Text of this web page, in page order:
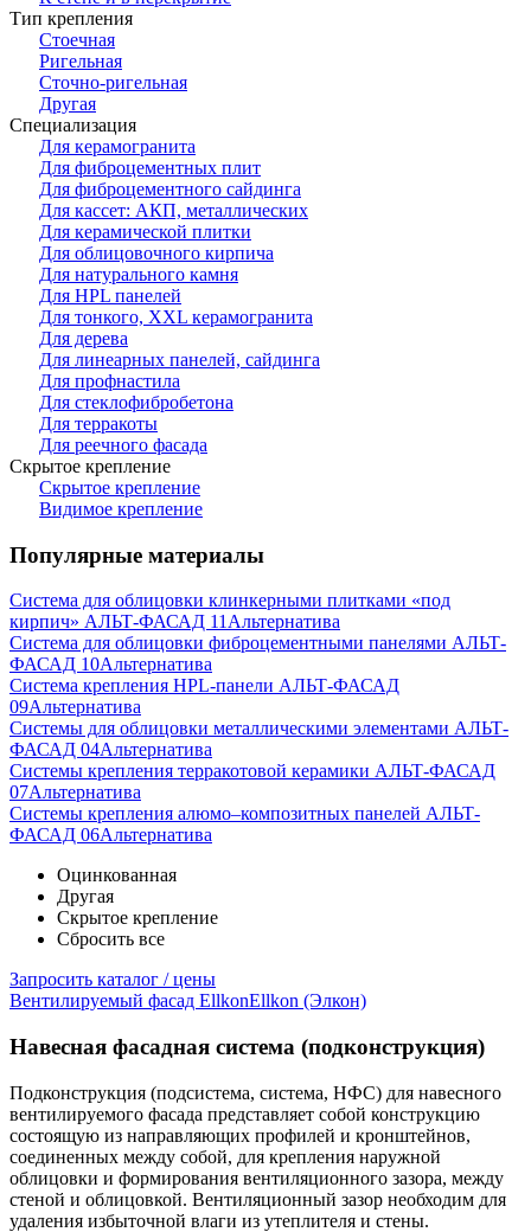
Тип крепления
Стоечная
Ригельная
Сточно-ригельная
Другая
Специализация
Для керамогранита
Для фиброцементных плит
Для фиброцементного сайдинга
Для кассет: АКП, металлических
Для керамической плитки
Для облицовочного кирпича
Для натурального камня
Для HPL панелей
Для тонкого, XXL керамогранита
Для дерева
Для линеарных панелей, сайдинга
Для профнастила
Для стеклофибробетона
Для терракоты
Для реечного фасада
Скрытое крепление
Скрытое крепление
Видимое крепление
Популярные материалы
Система для облицовки клинкерными плитками «под
кирпич» АЛЬТ-ФАСАД 11 Альтернатива
Система для облицовки фиброцементными панелями АЛЬТ-
ФАСАД 10Альтернатива
Система крепления HPL-панели АЛЬТ-ФАСАД
09Альтернатива
Системы для облицовки металлическими элементами АЛЬТ-
ФАСАД 04Альтернатива
Системы крепления терракотовой керамики АЛЬТ-ФАСАД
07Альтернатива
Cистемы крепления алюмо–композитных панелей АЛЬТ-
ФАСАД 06Альтернатива
Оцинкованная
Другая
Скрытое крепление
Сбросить все
Запросить каталог / цены
Вентилируемый фасад EllkonEllkon (Элкон)
Навесная фасадная система (подконструкция)
Подконструкция (подсистема, система, НФС) для навесного
вентилируемого фасада представляет собой конструкцию
состоящую из направляющих профилей и кронштейнов,
соединенных между собой, для крепления наружной
облицовки и формирования вентиляционного зазора, между
стеной и облицовкой. Вентиляционный зазор необходим для
удаления избыточной влаги из утеплителя и стены.